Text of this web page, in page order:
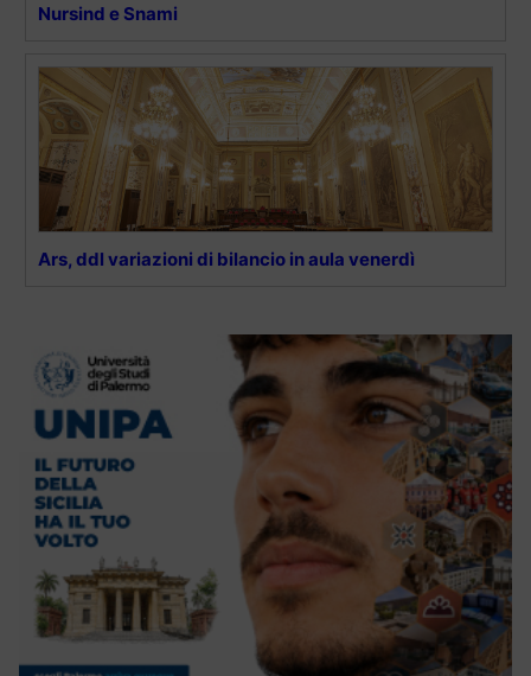
Nursind e Snami
Ars, ddl variazioni di bilancio in aula venerdì